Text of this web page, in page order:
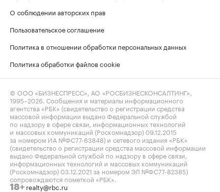
О соблюдении авторских прав
Пользовательское соглашение
Политика в отношении обработки персональных данных
Политика обработки файлов cookie
© ООО «БИЗНЕСПРЕСС», АО «РОСБИЗНЕСКОНСАЛТИНГ»,
1995–2026 . Сообщения и материалы информационного
агентства «РБК» (свидетельство о регистрации средства
массовой информации выдано Федеральной службой
по надзору в сфере связи, информационных технологий
и массовых коммуникаций (Роскомнадзор) 09.12.2015
за номером ИА №ФС77-63848) и сетевого издания «РБК»
(свидетельство о регистрации средства массовой информации
выдано Федеральной службой по надзору в сфере связи,
информационных технологий и массовых коммуникаций
(Роскомнадзор) 03.12.2021 за номером ЭЛ №ФС77-82385)
сопровождаются пометкой «РБК».
18+ realty@rbc.ru